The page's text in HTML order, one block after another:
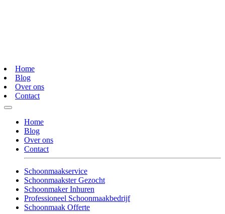
Home
Blog
Over ons
Contact
Home
Blog
Over ons
Contact
Schoonmaakservice
Schoonmaakster Gezocht
Schoonmaker Inhuren
Professioneel Schoonmaakbedrijf
Schoonmaak Offerte